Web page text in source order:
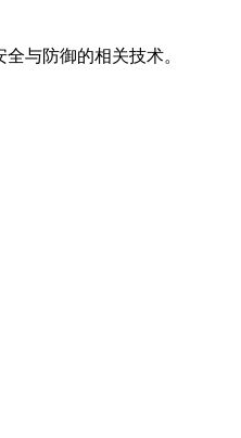
与防御的相关技术。